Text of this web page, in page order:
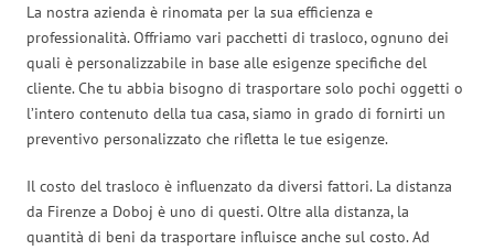
La nostra azienda è rinomata per la sua efficienza e
professionalità. Offriamo vari pacchetti di trasloco, ognuno dei
quali è personalizzabile in base alle esigenze specifiche del
cliente. Che tu abbia bisogno di trasportare solo pochi oggetti o
l’intero contenuto della tua casa, siamo in grado di fornirti un
preventivo personalizzato che rifletta le tue esigenze.
Il costo del trasloco è influenzato da diversi fattori. La distanza
da Firenze a Doboj è uno di questi. Oltre alla distanza, la
quantità di beni da trasportare influisce anche sul costo. Ad